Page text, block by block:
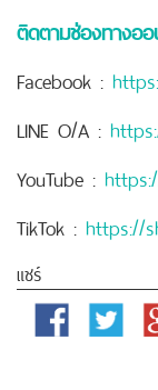
ติดตามช่องทางอ
Facebook :
LINE O/A :
YouTube :
TikTok : https://
แชร์
Facebook Twitter